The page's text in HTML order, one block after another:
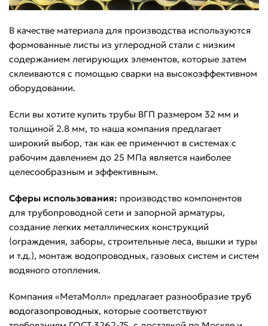
В качестве материала для производства используются
формованные листы из углеродной стали с низким
содержанием легирующих элементов, которые затем
склеиваются с помощью сварки на высокоэффективном
оборудовании.
Если вы хотите купить трубы ВГП размером 32 мм и
толщиной 2.8 мм, то наша компания предлагает
широкий выбор, так как ее применчют в системах с
рабочим давлением до 25 МПа является наиболее
целесообразным и эффективным.
Сферы использования: производство компонентов
для трубопроводной сети и запорной арматуры,
создание легких металлических конструкций
(ограждения, заборы, строительные леса, вышки и туры
и т.д.), монтаж водопроводных, газовых систем и систем
водяного отопления.
Компания «МетаМолл» предлагает разнообразие труб
водогазопроводных, которые соответствуют